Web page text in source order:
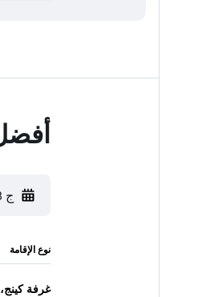
ج 14/8
نوع الإقامة
غرفة